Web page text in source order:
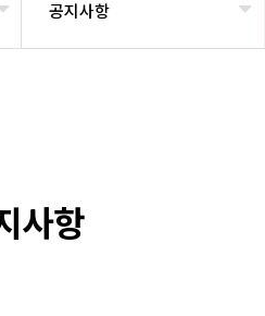
공지사항
사항